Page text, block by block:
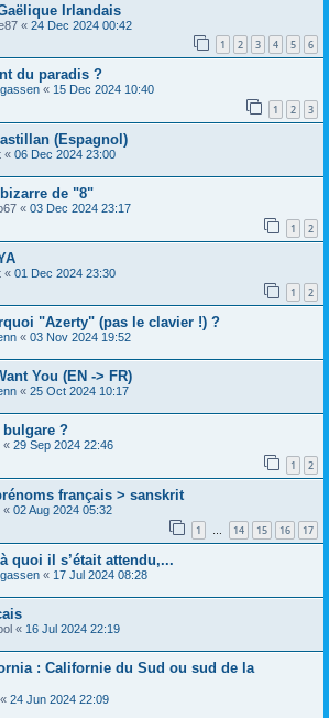
Irlandais
« 24 Dec 2024 00:42
1 2 3 4 5 6
du paradis ?
« 15 Dec 2024 10:40
1 2 3
(Espagnol)
« 06 Dec 2024 23:00
de "8"
« 03 Dec 2024 23:17
1 2
« 01 Dec 2024 23:30
1 2
"Azerty" (pas le clavier !) ?
« 03 Nov 2024 19:52
You (EN -> FR)
« 25 Oct 2024 10:17
?
« 29 Sep 2024 22:46
1 2
français > sanskrit
« 02 Aug 2024 05:32
1 … 14 15 16 17
quoi il s’était attendu,...
« 17 Jul 2024 08:28
« 16 Jul 2024 22:19
: Californie du Sud ou sud de la
« 24 Jun 2024 22:09